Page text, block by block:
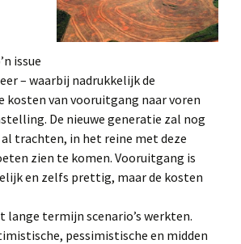
issue
– waarbij nadrukkelijk de
kosten van vooruitgang naar voren
De nieuwe generatie zal nog
trachten, in het reine met deze
zien te komen. Vooruitgang is
en zelfs prettig, maar de kosten
termijn scenario’s werkten.
pessimistische en midden